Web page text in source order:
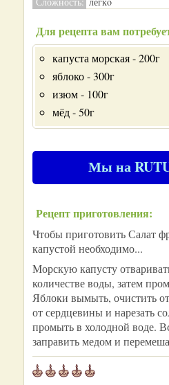
Для рецепта вам
капуста морская - 200г
яблоко - 300г
изюм - 100г
мёд - 50г
Мы на
Рецепт приготовления:
Чтобы приготовить Салат
капустой необходимо...
Морскую капусту
количестве воды, затем
Яблоки вымыть, очистить
от сердцевины и нарезать
промыть в холодной воде.
заправить медом и